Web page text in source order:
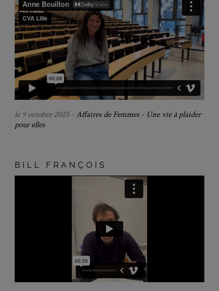
le 9 octobre 2025 -Affaires de Femmes - Une vie à plaider
pour elles
BILL FRANÇOIS